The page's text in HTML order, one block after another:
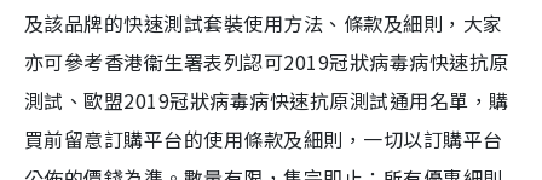
及該品牌的快速測試套裝使用方法、條款及細則，大家
亦可參考香港衞生署表列認可2019冠狀病毒病快速抗原
測試、歐盟2019冠狀病毒病快速抗原測試通用名單，購
買前留意訂購平台的使用條款及細則，一切以訂購平台